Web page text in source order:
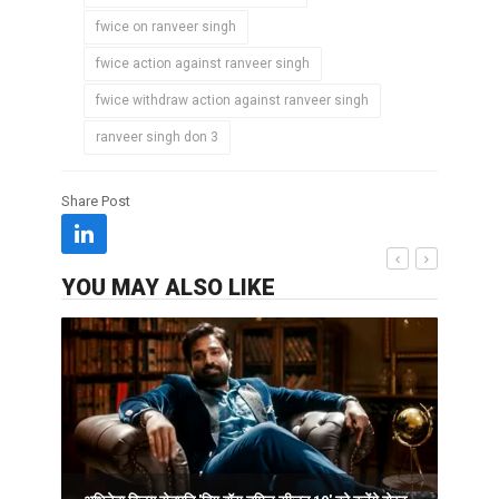
fwice on ranveer singh
fwice action against ranveer singh
fwice withdraw action against ranveer singh
ranveer singh don 3
Share Post
YOU MAY ALSO LIKE